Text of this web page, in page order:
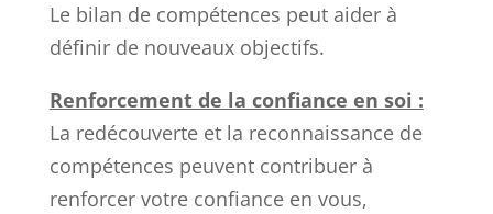
Le bilan de compétences peut aider à
définir de nouveaux objectifs.
Renforcement de la confiance en soi :
La redécouverte et la reconnaissance de
compétences peuvent contribuer à
renforcer votre confiance en vous,